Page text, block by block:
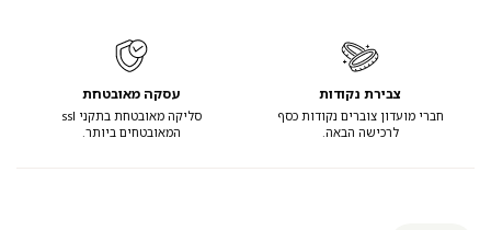
צבירת נקודות
חברי מועדון צוברים נקודות כסף
לרכישה הבאה.
עסקה מאובטחת
סליקה מאובטחת בתקני ssl
המאובטחים ביותר.